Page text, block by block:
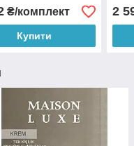
₴/комплект
Купити
2